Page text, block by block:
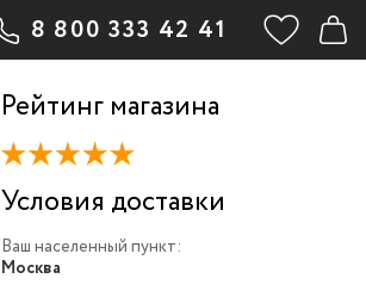
8 800 333 42 41
Рейтинг магазина
Условия доставки
Ваш населенный пункт:
Москва